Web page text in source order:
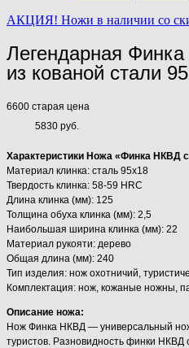
АКЦИЯ! Ножи в наличии со
Легендарная
из кованой стали
6600 старая цена
5830 руб.
Характеристики Ножа «Финка НКВД
Материал клинка: сталь 95х18
Твердость клинка: 58-59 HRC
Длина клинка (мм): 125
Толщина обуха клинка (мм): 2,5
Наибольшая ширина клинка (мм): 22
Материал рукояти: дерево
Общая длина (мм): 240
Тип изделия: нож охотничий,
Комплектация: нож, кожаные ножны,
Описание ножа:
Нож Финка НКВД — универсальный
туристов. Разновидность финки НКВД